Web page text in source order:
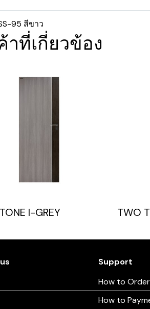
95 สีขาว
าที่เกี่ยวข้อง
I-GREY TWO
Support
How to Order
How to